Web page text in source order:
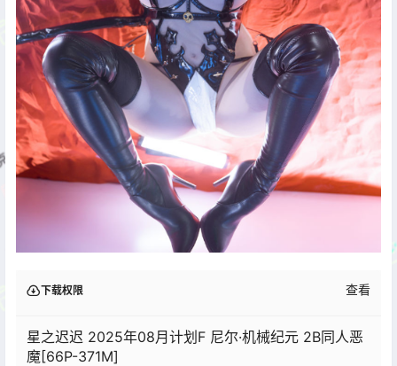
下载权限 查看
星之迟迟 2025年08月计划F 尼尔·机械纪元 2B同人恶
魔[66P-371M]